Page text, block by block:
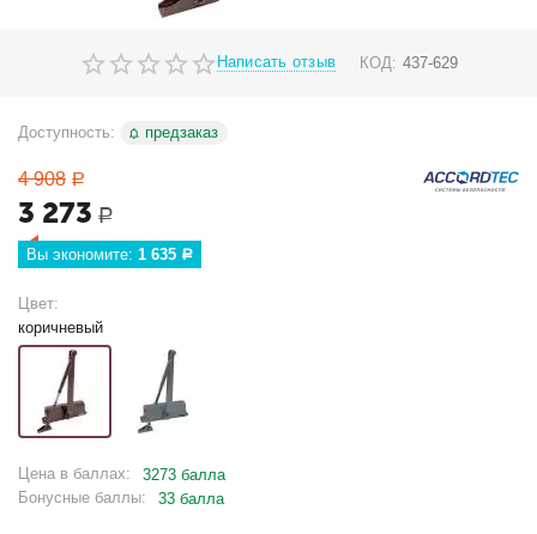
Написать отзыв КОД: 437-629
Доступность: предзаказ
4 908 Р
3 273 Р
Вы экономите: 1 635 Р
Цвет:
коричневый
Цена в баллах:
3273 балла
Бонусные баллы:
33 балла